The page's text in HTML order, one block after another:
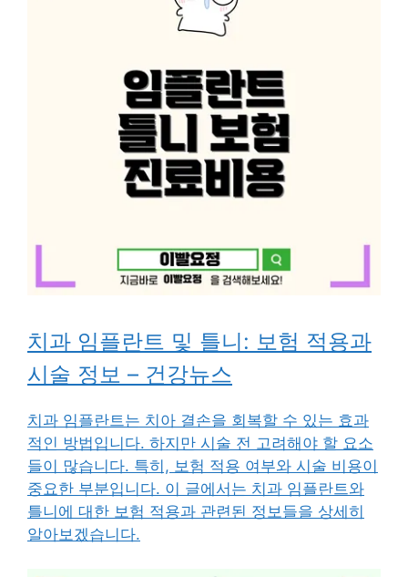
치과 임플란트 및 틀니: 보험 적용과
시술 정보 – 건강뉴스
치과 임플란트는 치아 결손을 회복할 수 있는 효과
적인 방법입니다. 하지만 시술 전 고려해야 할 요소
들이 많습니다. 특히, 보험 적용 여부와 시술 비용이
중요한 부분입니다. 이 글에서는 치과 임플란트와
틀니에 대한 보험 적용과 관련된 정보들을 상세히
알아보겠습니다.